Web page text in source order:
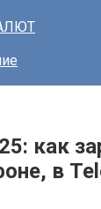
как
в